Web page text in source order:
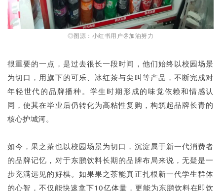
◎图源：小红书用户@加油努力
很重要的一点，是过去很长一段时间，他们始终以校园场景
为切口，用旗下的可乐、冰红茶与尖叫等产品，不断完成对
年轻世代的品牌播种。学生时期形成的味觉依赖和情感认
同，使其在毕业后仍转化为高粘性复购，构筑起品牌长青的
核心护城河。
如今，果之茶也以校园场景为切口，沉淀属于新一代消费者
的品牌记忆，对于东鹏饮料长期的品牌布局来说，无疑是一
步充满远见的好棋。如果果之茶能真正扎根新一代学生群体
的心智，不仅能快速拿下10亿体量，更能为东鹏饮料在即饮